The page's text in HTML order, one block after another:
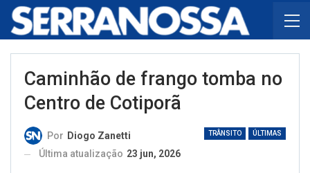
Caminhão de frango tomba no
Centro de Cotiporã
TRÂNSITO ÚLTIMAS
Por Diogo Zanetti
Última atualização 23 jun, 2026